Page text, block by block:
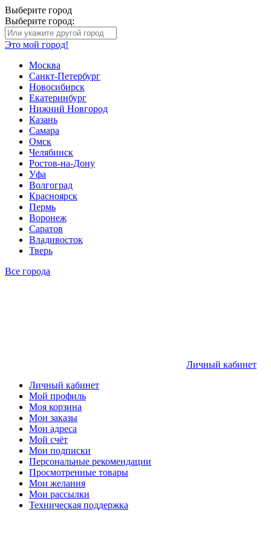
Выберите город
Выберите город:
Это мой город!
Москва
Санкт-Петербург
Новосибирск
Екатеринбург
Нижний Новгород
Казань
Самара
Омск
Челябинск
Ростов-на-Дону
Уфа
Волгоград
Красноярск
Пермь
Воронеж
Саратов
Владивосток
Тверь
Все города
Личный кабинет
Личный кабинет
Мой профиль
Моя корзина
Мои заказы
Мои адреса
Мой счёт
Мои подписки
Персональные рекомендации
Просмотренные товары
Мои желания
Мои рассылки
Техническая поддержка